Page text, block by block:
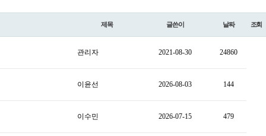
제목 글쓴이 날짜 조회
관리자 2021-08-30 24860
이윤선 2026-08-03 144
이수민 2026-07-15 479